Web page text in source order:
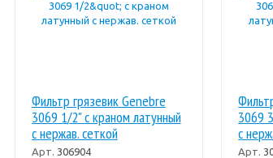
Фильтр грязевик Genebre
3069 1/2" с краном латунный
с нержав. сеткой
Арт. 306904
3069
с
Арт.